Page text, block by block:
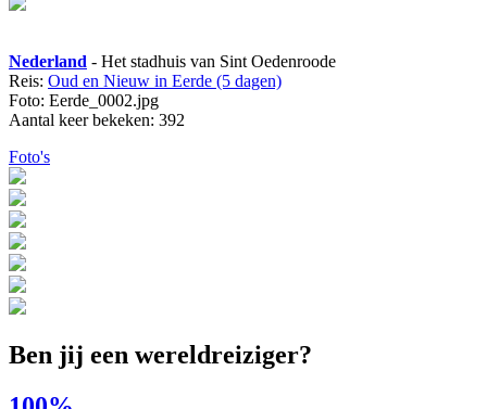
Nederland - Het stadhuis van Sint Oedenroode
Reis: Oud en Nieuw in Eerde (5 dagen)
Foto: Eerde_0002.jpg
Aantal keer bekeken: 392
Foto's
Ben jij een wereldreiziger?